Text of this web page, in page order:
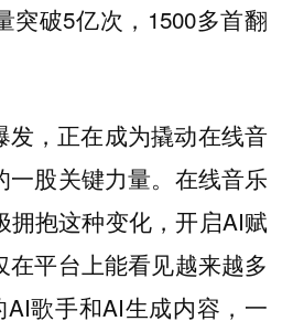
突破5亿次，1500多首翻
发，正在成为撬动在线音
一股关键力量。在线音乐
拥抱这种变化，开启AI赋
在平台上能看见越来越多
AI歌手和AI生成内容，一